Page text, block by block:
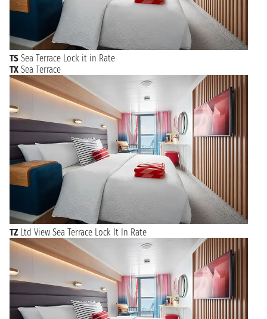
TS Sea Terrace Lock it in Rate
TX Sea Terrace
TZ Ltd View Sea Terrace Lock It In Rate